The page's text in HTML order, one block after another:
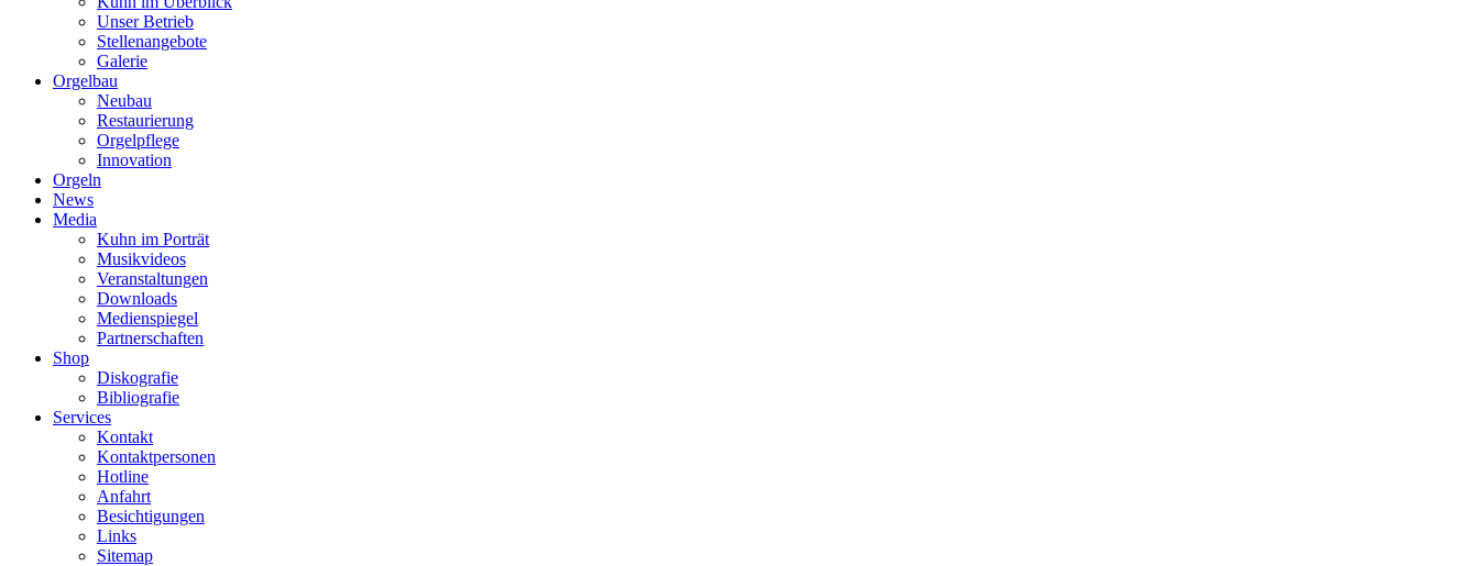
Unser Betrieb
Stellenangebote
Galerie
Orgelbau
Neubau
Restaurierung
Orgelpflege
Innovation
Orgeln
News
Media
Kuhn im Porträt
Musikvideos
Veranstaltungen
Downloads
Medienspiegel
Partnerschaften
Shop
Diskografie
Bibliografie
Services
Kontakt
Kontaktpersonen
Hotline
Anfahrt
Besichtigungen
Links
Sitemap